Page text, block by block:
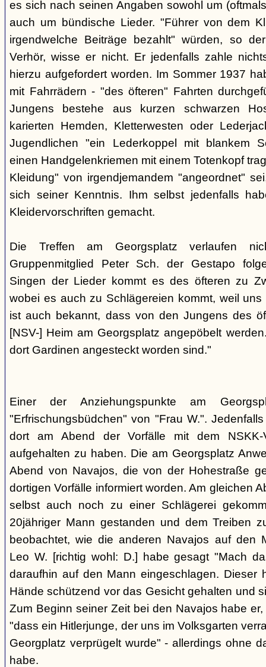
es sich nach seinen Angaben sowohl um
auch um bündische Lieder. "Führer von dem
irgendwelche Beiträge bezahlt" würden, so
Verhör, wisse er nicht. Er jedenfalls zahle
hierzu aufgefordert worden. Im Sommer 1937
mit Fahrrädern - "des öfteren" Fahrten
Jungens bestehe aus kurzen schwarzen
karierten Hemden, Kletterwesten oder
Jugendlichen "ein Lederkoppel mit blankem
einen Handgelenkriemen mit einem Totenkopf
Kleidung" von irgendjemandem "angeordnet"
sich seiner Kenntnis. Ihm selbst jedenfalls
Kleidervorschriften gemacht.
Die Treffen am Georgsplatz verlaufen
Gruppenmitglied Peter Sch. der Gestapo
Singen der Lieder kommt es des öfteren zu
wobei es auch zu Schlägereien kommt, weil
ist auch bekannt, dass von den Jungens des
[NSV-] Heim am Georgsplatz angepöbelt
dort Gardinen angesteckt worden sind."
Einer der Anziehungspunkte am
"Erfrischungsbüdchen" von "Frau W.".
dort am Abend der Vorfälle mit dem NSKK-
aufgehalten zu haben. Die am Georgsplatz
Abend von Navajos, die von der Hohestraße
dortigen Vorfälle informiert worden. Am gleichen
selbst auch noch zu einer Schlägerei
20jähriger Mann gestanden und dem Treiben
beobachtet, wie die anderen Navajos auf den
Leo W. [richtig wohl: D.] habe gesagt "Mach
daraufhin auf den Mann eingeschlagen. Dieser
Hände schützend vor das Gesicht gehalten und
Zum Beginn seiner Zeit bei den Navajos habe
"dass ein Hitlerjunge, der uns im Volksgarten
Georgplatz verprügelt wurde" - allerdings ohne
habe.